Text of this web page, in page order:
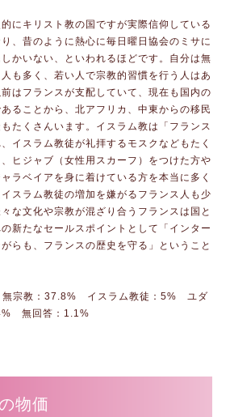
にキリスト教の国ですが実際信仰している
、昔のように熱心に毎日曜日協会のミサに
かいない、といわれるほどです。自分は無
も多く、若い人で宗教的習慣を行う人はあ
はフランスが支配していて、現在も国内の
ることから、北アフリカ、中東からの移民
たくさんいます。イスラム教は「フランス
イスラム教徒が礼拝するモスクなどもたく
ヒジャブ（女性用スカーフ）をつけた方や
ラベイアを身に着けている方を本当に多く
スラム教徒の増加を嫌がるフランス人も少
な文化や宗教が混ざり合うフランスは国と
新たなセールスポイントとして「インター
らも、フランスの歴史を守る」ということ
宗教：37.8% イスラム教徒：5% ユダ
無回答：1.1%
物価